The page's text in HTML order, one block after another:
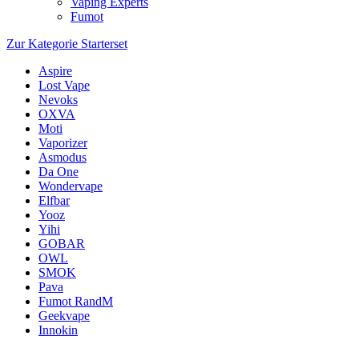
Fumot
Zur Kategorie Starterset
Aspire
Lost Vape
Nevoks
OXVA
Moti
Vaporizer
Asmodus
Da One
Wondervape
Elfbar
Yooz
Yihi
GOBAR
OWL
SMOK
Pava
Fumot RandM
Geekvape
Innokin